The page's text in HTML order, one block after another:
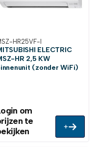
HR25VF-I
ELECTRIC
HR 2,5 KW
(zonder WiFi)
om
te
+